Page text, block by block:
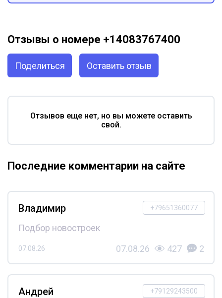
Отзывы о номере +14083767400
Поделиться Оставить отзыв
Отзывов еще нет, но вы можете оставить
свой.
Последние комментарии на сайте
+79651360077
Владимир
Подбор новостроек
07.08.26 07.08.26 427 2
+79129243500
Андрей